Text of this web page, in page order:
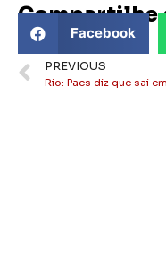
Compartilhe
Facebook
PREVIOUS